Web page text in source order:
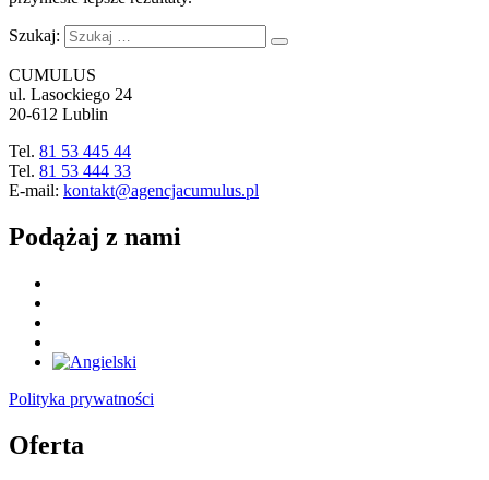
Szukaj:
CUMULUS
ul. Lasockiego 24
20-612 Lublin
Tel. 81 53 445 44
Tel. 81 53 444 33
E-mail: kontakt@agencjacumulus.pl
Podążaj z nami
Polityka prywatności
Oferta